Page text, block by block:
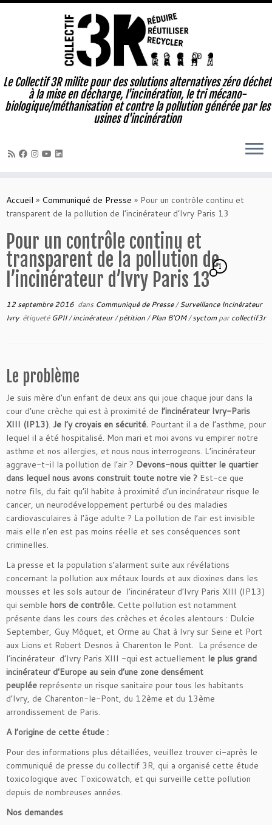
au
contenu
Le Collectif 3R milite pour des solutions alternatives zéro déchet
à la mise en décharge, l'incinération, le tri mécano-
biologique/méthanisation et contre la pollution générée par les
usines d'incinération
Accueil » Communiqué de Presse » Pour un contrôle continu et
transparent de la pollution de l’incinérateur d’Ivry Paris 13
Pour un contrôle continu et
transparent de la pollution de
l’incinérateur d’Ivry Paris 13
1
12 septembre 2016 dans Communiqué de Presse/Surveillance Incinérateur
Ivry étiqueté GPII/incinérateur/pétition/Plan B'OM/syctom parcollectif3r
Le problème
Je suis mère d’un enfant de deux ans qui joue chaque jour dans la
cour d’une crèche qui est à proximité de l’incinérateur Ivry-Paris
XIII (IP13). Je l’y croyais en sécurité. Pourtant il a de l’asthme, pour
lequel il a été hospitalisé. Mon mari et moi avons vu empirer notre
asthme et nos allergies, et nous nous interrogeons. L’incinérateur
aggrave-t-il la pollution de l’air ? Devons-nous quitter le quartier
dans lequel nous avons construit toute notre vie ? Est-ce que
notre fils, du fait qu’il habite à proximité d’un incinérateur risque le
cancer, un neurodéveloppement perturbé ou des maladies
cardiovasculaires à l’âge adulte ? La pollution de l’air est invisible
mais elle n’en est pas moins réelle et ses conséquences sont
criminelles.
La presse et la population s’alarment suite aux révélations
concernant la pollution aux métaux lourds et aux dioxines dans les
mousses et les sols autour de l’incinérateur d’Ivry Paris XIII (IP13)
qui semble hors de contrôle. Cette pollution est notamment
présente dans les cours des crèches et écoles alentours : Dulcie
September, Guy Môquet, et Orme au Chat à Ivry sur Seine et Port
aux Lions et Robert Desnos à Charenton le Pont. La présence de
l’incinérateur d’Ivry Paris XIII -qui est actuellement le plus grand
incinérateur d’Europe au sein d’une zone densément
peuplée représente un risque sanitaire pour tous les habitants
d’Ivry, de Charenton-le-Pont, du 12ème et du 13ème
arrondissement de Paris.
A l’origine de cette étude :
Pour des informations plus détaillées, veuillez trouver ci-après le
communiqué de presse du collectif 3R, qui a organisé cette étude
toxicologique avec Toxicowatch, et qui surveille cette pollution
depuis de nombreuses années.
Nos demandes